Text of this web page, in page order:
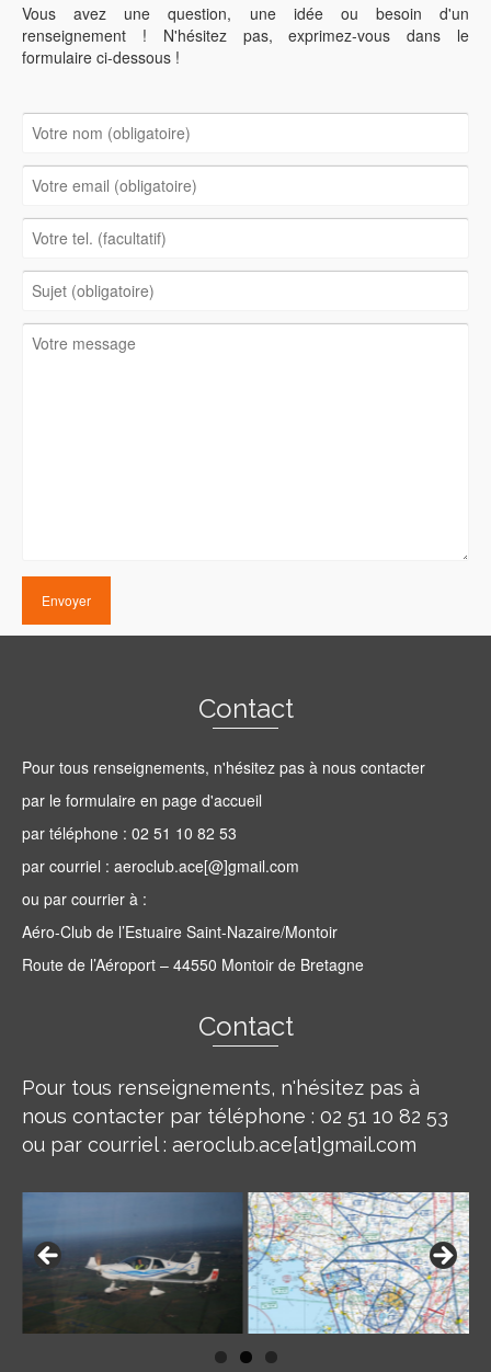
Vous avez une question, une idée ou besoin d'un
renseignement ! N'hésitez pas, exprimez-vous dans le
formulaire ci-dessous !
Contact
Pour tous renseignements, n'hésitez pas à nous contacter
par le formulaire en page d'accueil
par téléphone : 02 51 10 82 53
par courriel : aeroclub.ace[@]gmail.com
ou par courrier à :
Aéro-Club de l’Estuaire Saint-Nazaire/Montoir
Route de l’Aéroport – 44550 Montoir de Bretagne
Contact
Pour tous renseignements, n'hésitez pas à
nous contacter par téléphone : 02 51 10 82 53
ou par courriel : aeroclub.ace[at]gmail.com